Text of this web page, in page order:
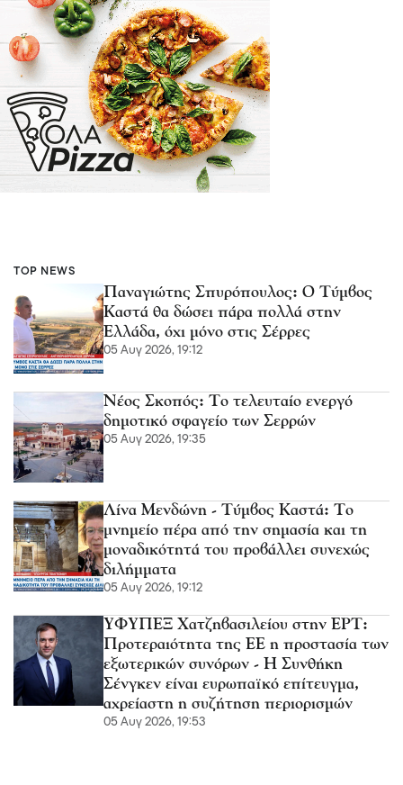
TOP NEWS
Παναγιώτης Σπυρόπουλος: Ο Τύμβος
Καστά θα δώσει πάρα πολλά στην
Ελλάδα, όχι μόνο στις Σέρρες
05 Αυγ 2026, 19:12
Νέος Σκοπός: Το τελευταίο ενεργό
δημοτικό σφαγείο των Σερρών
05 Αυγ 2026, 19:35
Λίνα Μενδώνη - Τύμβος Καστά: Το
μνημείο πέρα από την σημασία και τη
μοναδικότητά του προβάλλει συνεχώς
διλήμματα
05 Αυγ 2026, 19:12
ΥΦΥΠΕΞ Χατζηβασιλείου στην ΕΡΤ:
Προτεραιότητα της ΕΕ η προστασία των
εξωτερικών συνόρων - Η Συνθήκη
Σένγκεν είναι ευρωπαϊκό επίτευγμα,
αχρείαστη η συζήτηση περιορισμών
05 Αυγ 2026, 19:53